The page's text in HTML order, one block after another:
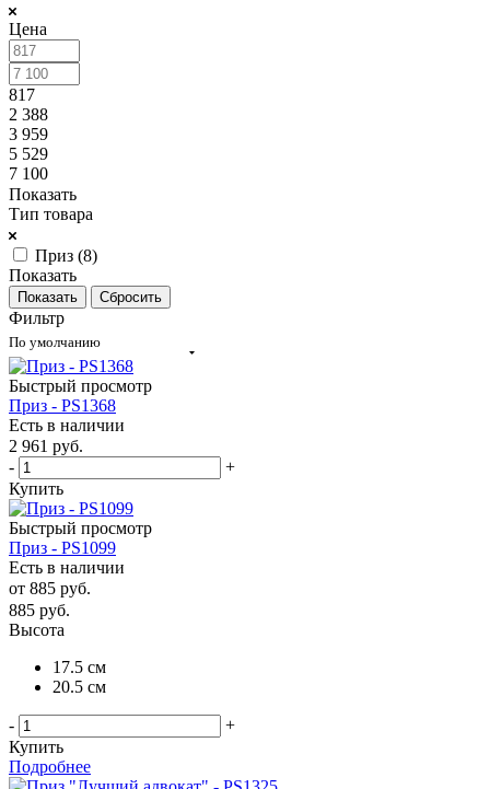
Цена
817
2 388
3 959
5 529
7 100
Показать
Тип товара
Приз (8)
Показать
Сбросить
Фильтр
По умолчанию
Быстрый просмотр
Приз - PS1368
Есть в наличии
2 961 руб.
-
+
Купить
Быстрый просмотр
Приз - PS1099
Есть в наличии
от 885 руб.
885 руб.
Высота
17.5 см
20.5 см
-
+
Купить
Подробнее